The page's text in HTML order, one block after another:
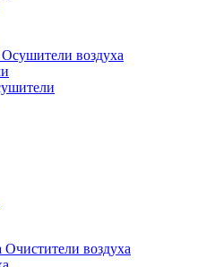
Осушители воздуха
Очистители воздуха